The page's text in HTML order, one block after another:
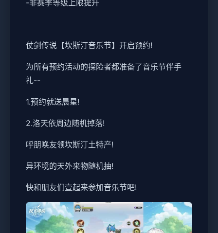
-非赛季等级上限提升
仗剑传说【坎斯汀音乐节】开启预约!
为所有预约活动的探险者都准备了音乐节伴手
礼--
1.预约就送晨星!
2.洛天依周边随机掉落!
呼朋唤友领坎斯汀土特产!
异环境的天外来物随机抽!
快和朋友们壹起来参加音乐节吧!